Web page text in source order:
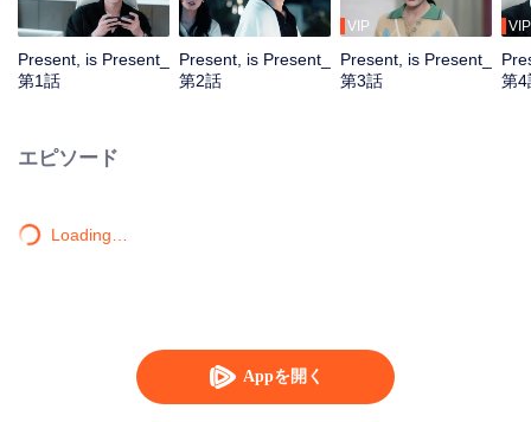
Appを開く
Present, is Present_
第1話
Present, is Present_
第2話
VIP
Present, is Present_
第3話
VIP
第4
エピソード
Loading…